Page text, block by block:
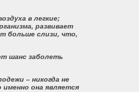
в легкие;
развивает
больше слизи, что,
шанс заболеть
– никогда не
именно она является